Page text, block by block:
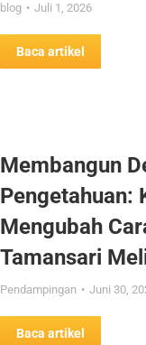
blog Juli 1, 2026
Baca artikel
Membangun
Pengetahuan:
Mengubah
Tamansari
Pendampingan Juni 30,
Baca artikel